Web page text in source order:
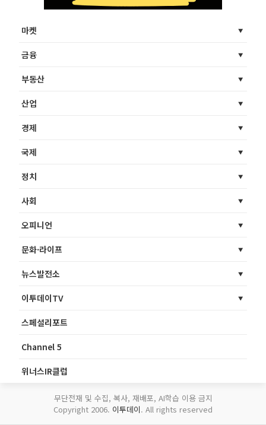
마켓
금융
부동산
산업
경제
국제
정치
사회
오피니언
문화·라이프
뉴스발전소
이투데이TV
스페셜리포트
Channel 5
위너스IR클럽
무단전재 및 수집, 복사, 재배포, AI학습 이용 금지
Copyright 2006. 이투데이. All rights reserved